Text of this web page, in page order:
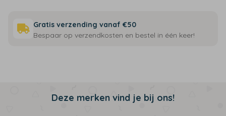
Gratis verzending vanaf €50
Bespaar op verzendkosten en bestel in één keer!
Deze merken vind je bij ons!